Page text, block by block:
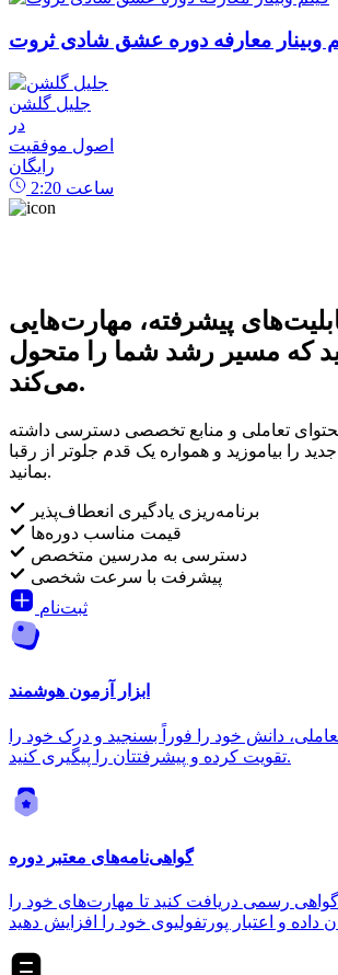
وبینار معارفه دوره عشق شادی ثروت
جلیل گلشن
در
اصول موفقیت
رایگان
2:20 ساعت
پیشرفته، مهارت‌هایی
که مسیر رشد شما را متحول
می‌کند.
تعاملی و منابع تخصصی دسترسی داشته
را بیاموزید و همواره یک قدم جلوتر از رقبا
بمانید.
برنامه‌ریزی یادگیری انعطاف‌پذیر
قیمت مناسب دوره‌ها
دسترسی به مدرسین متخصص
پیشرفت با سرعت شخصی
ثبت‌نام
ابزار آزمون هوشمند
دانش خود را فوراً بسنجید و درک خود را
تقویت کرده و پیشرفتتان را پیگیری کنید.
گواهی‌نامه‌های معتبر دوره
گواهی رسمی دریافت کنید تا مهارت‌های خود را